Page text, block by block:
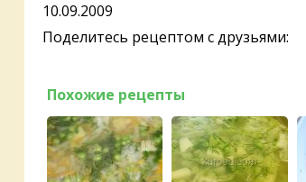
10.09.2009
Поделитесь рецептом с друзьями:
Похожие рецепты